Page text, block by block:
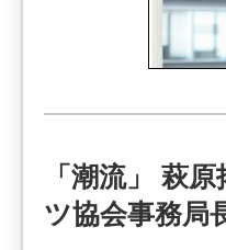
「潮流」 萩
ツ協会事務局